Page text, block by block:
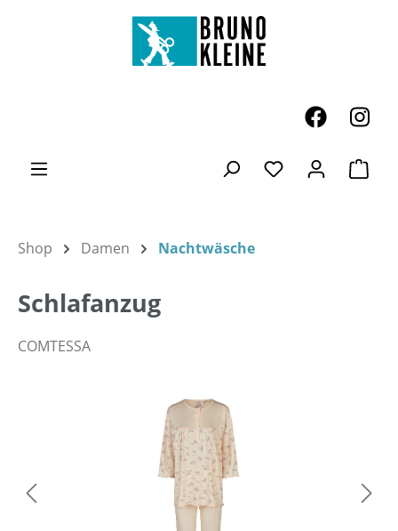
Zum Hauptinhalt springen
Du hast 0
Shop Damen Nachtwäsche
Schlafanzug
COMTESSA
Bildergalerie überspringen